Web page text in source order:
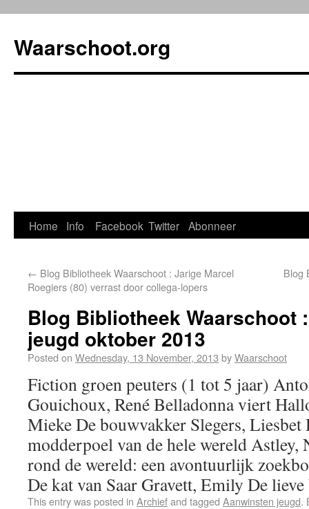
Waarschoot.org
Home Info Facebook Twitter Abonneer
← Blog Bibliotheek Waarschoot : Jarige Marcel
Roegiers (80) verrast door collega-lopers
Blog
Blog Bibliotheek Waarschoot
jeugd oktober 2013
Posted on Wednesday, 13 November, 2013 byWaarschoot
Fiction groen peuters (1 tot 5 jaar)
Gouichoux, René Belladonna viert
Mieke De bouwvakker Slegers, Liesbet
modderpoel van de hele wereld Astley,
rond de wereld: een avontuurlijk
De kat van Saar Gravett, Emily De lieve
This entry was posted in Archiefand tagged Aanwinsten jeugd.